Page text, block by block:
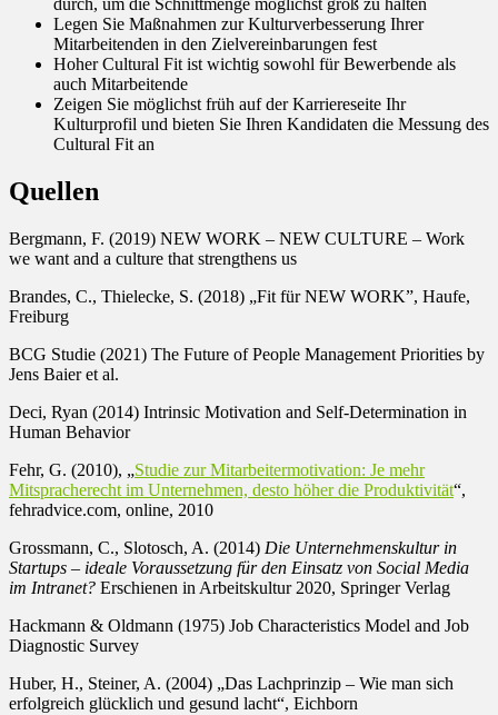
durch, um die Schnittmenge möglichst groß zu halten
Legen Sie Maßnahmen zur Kulturverbesserung Ihrer
Mitarbeitenden in den Zielvereinbarungen fest
Hoher Cultural Fit ist wichtig sowohl für Bewerbende als
auch Mitarbeitende
Zeigen Sie möglichst früh auf der Karriereseite Ihr
Kulturprofil und bieten Sie Ihren Kandidaten die Messung des
Cultural Fit an
Quellen
Bergmann, F. (2019) NEW WORK – NEW CULTURE – Work
we want and a culture that strengthens us
Brandes, C., Thielecke, S. (2018) „Fit für NEW WORK”, Haufe,
Freiburg
BCG Studie (2021) The Future of People Management Priorities by
Jens Baier et al.
Deci, Ryan (2014) Intrinsic Motivation and Self-Determination in
Human Behavior
Fehr, G. (2010), „Studie zur Mitarbeitermotivation: Je mehr
Mitspracherecht im Unternehmen, desto höher die Produktivität“,
fehradvice.com, online, 2010
Grossmann, C., Slotosch, A. (2014) Die Unternehmenskultur in
Startups – ideale Voraussetzung für den Einsatz von Social Media
im Intranet? Erschienen in Arbeitskultur 2020, Springer Verlag
Hackmann & Oldmann (1975) Job Characteristics Model and Job
Diagnostic Survey
Huber, H., Steiner, A. (2004) „Das Lachprinzip – Wie man sich
erfolgreich glücklich und gesund lacht“, Eichborn